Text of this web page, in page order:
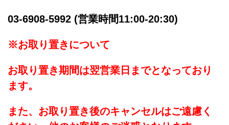
03-6908-5992 (営業時間11:00-20:30)
※お取り置きについて
お取り置き期間は翌営業日までとなっており
ます。
また、お取り置き後のキャンセルはご遠慮く